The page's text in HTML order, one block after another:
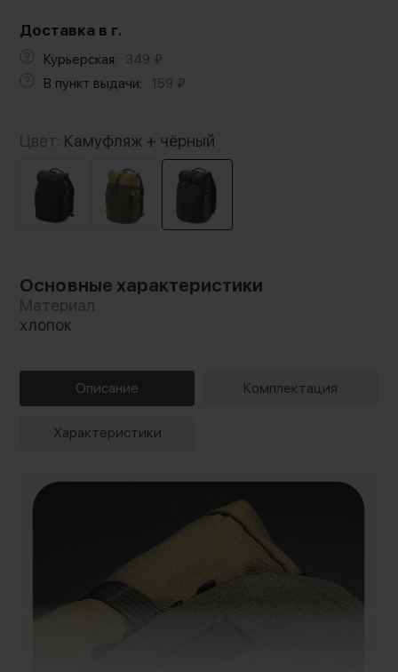
Доставка в г.
Курьерская: 349 ₽
В пункт выдачи:
159 ₽
Цвет: Камуфляж + чёрный
Основные характеристики
Материал
хлопок
Описание Комплектация
Характеристики